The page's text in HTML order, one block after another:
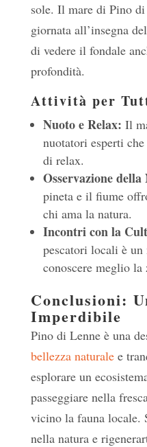
sole. Il mare di Pino
giornata all’insegna
di vedere il fondale
profondità.
Attività per
Nuoto e Relax: Il
nuotatori esperti
di relax.
Osservazione
pineta e il fiume
chi ama la natura.
Incontri con la
pescatori locali è un
conoscere meglio la
Conclusioni:
Imperdibile
Pino di Lenne è una
bellezza naturalee
esplorare un
passeggiare nella
vicino la fauna locale.
nella natura e